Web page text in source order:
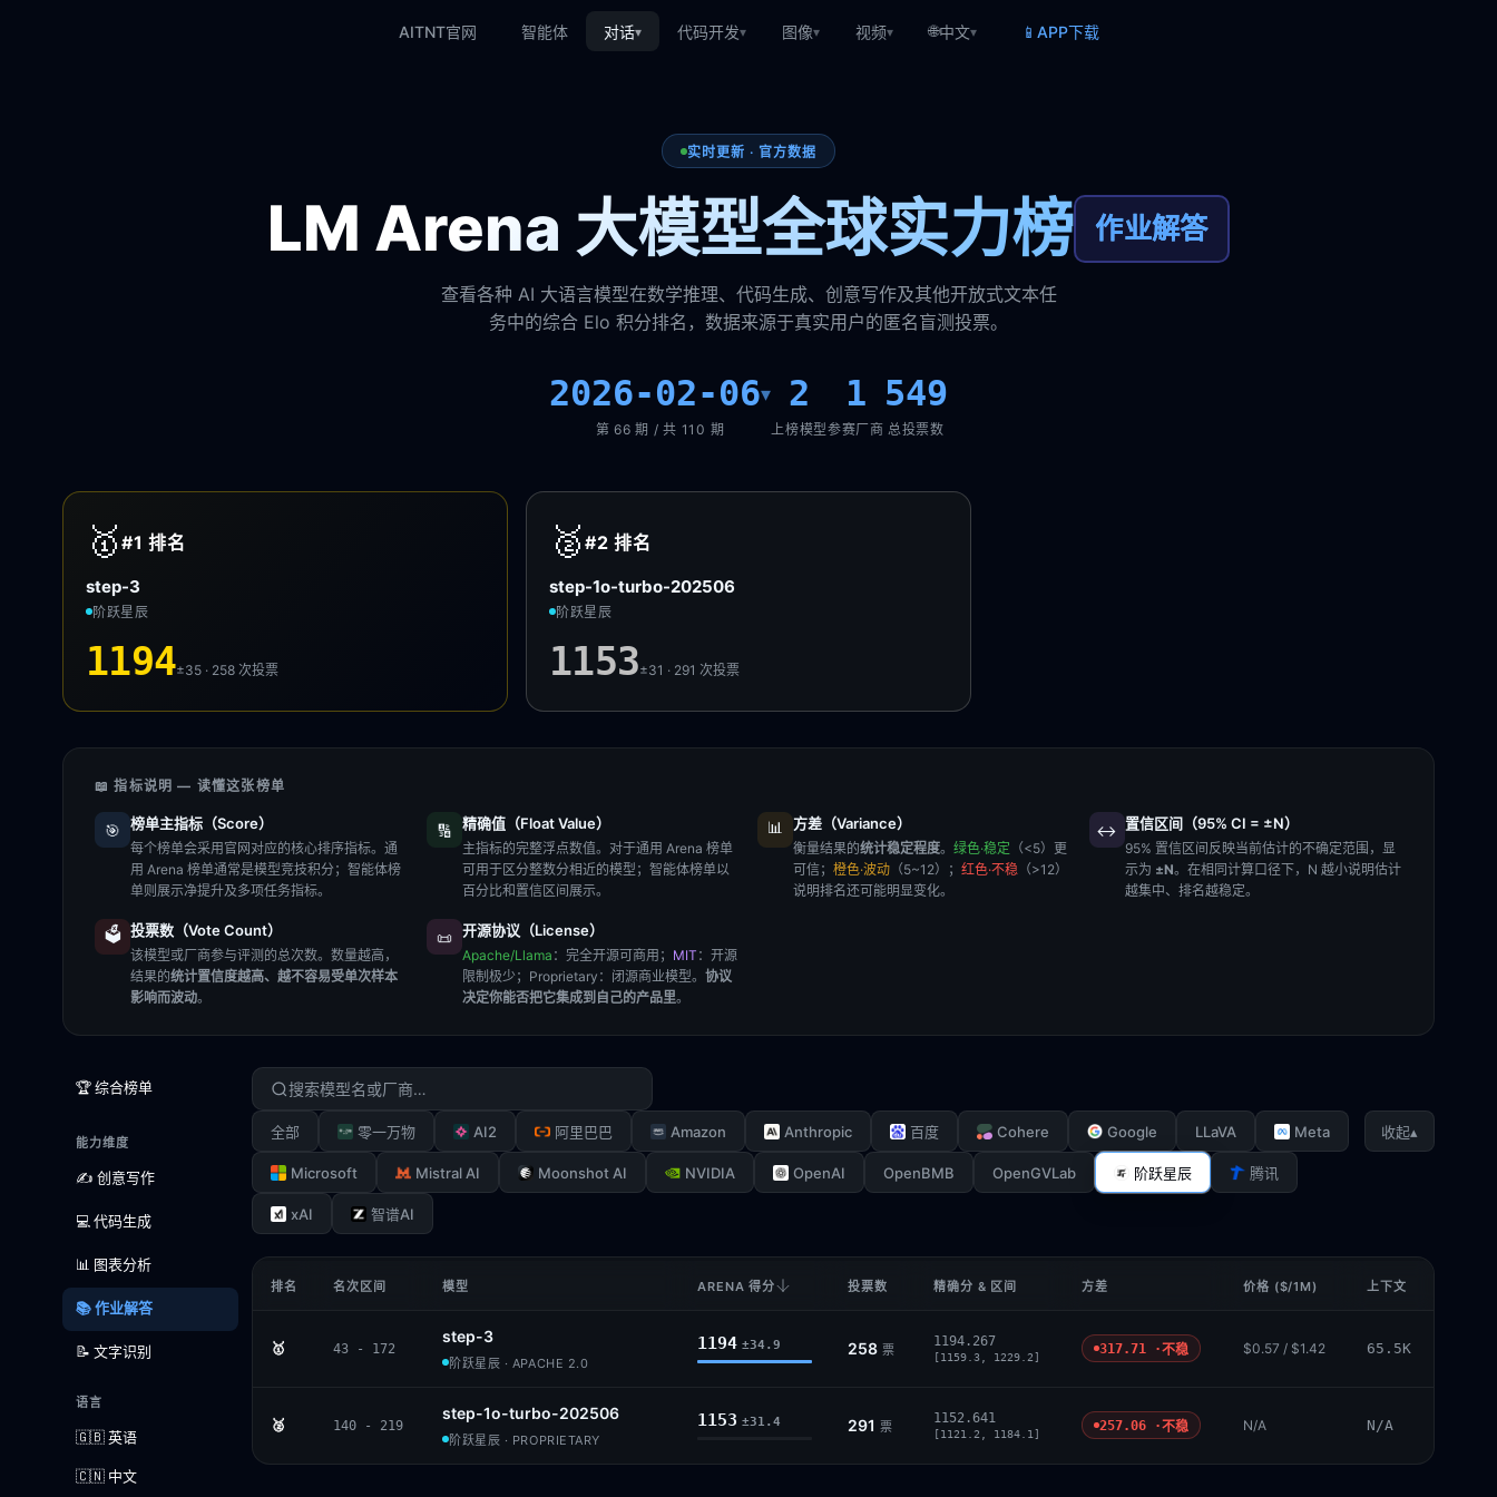
AITNT官网 智能体 对话▾ 代码开发▾ 图像▾ 视频▾ 🌐中文▾ 📱 APP下载
实时更新 · 官方数据
LM Arena 大模型全球实力榜 作业解答
查看各种 AI 大语言模型在数学推理、代码生成、创意写作及其他开放式文本任
务中的综合 Elo 积分排名，数据来源于真实用户的匿名盲测投票。
2026-02-06▾
第 66 期 / 共 110 期
2
上榜模型
1
参赛厂商
549
总投票数
🥇 #1排名
step-3
阶跃星辰
1194±35 · 258次投票
🥈 #2排名
step-1o-turbo-202506
阶跃星辰
1153±31 · 291次投票
📖 指标说明 — 读懂这张榜单
🎯 榜单主指标（Score）
每个榜单会采用官网对应的核心排序指标。通
用 Arena 榜单通常是模型竞技积分；智能体榜
单则展示净提升及多项任务指标。
🔢 精确值（Float Value）
主指标的完整浮点数值。对于通用 Arena 榜单
可用于区分整数分相近的模型；智能体榜单以
百分比和置信区间展示。
📊 方差（Variance）
衡量结果的统计稳定程度。 绿色·稳定 （<5）更
可信； 橙色·波动 （5~12）； 红色·不稳 （>12）
说明排名还可能明显变化。
↔️ 置信区间（95% CI = ±N）
95% 置信区间反映当前估计的不确定范围，显
示为 ±N。在相同计算口径下，N 越小说明估计
越集中、排名越稳定。
🗳️ 投票数（Vote Count）
该模型或厂商参与评测的总次数。数量越高，
结果的统计置信度越高、越不容易受单次样本
影响而波动。
📜 开源协议（License）
Apache/Llama ：完全开源可商用； MIT ：开源
限制极少； Proprietary ：闭源商业模型。 协议
决定你能否把它集成到自己的产品里。
🏆 综合榜单
能力维度
✍️ 创意写作
💻 代码生成
📊 图表分析
📚 作业解答
📝 文字识别
语言
🇬🇧 英语
🇨🇳 中文
全部 零一万物 AI2 阿里巴巴 Amazon Anthropic 百度 Cohere Google LLaVA Meta
Microsoft Mistral AI Moonshot AI NVIDIA OpenAI OpenBMB OpenGVLab 阶跃星辰 腾讯
xAI 智谱AI
收起▴
排名 名次区间 模型 ARENA 得分 投票数 精确分 & 区间 方差 价格 ($/1M) 上下文
🥇 43 - 172
step-3
阶跃星辰 · APACHE 2.0
1194 ±34.9 258 票
1194.267
[1159.3, 1229.2]
317.71 ·不稳 $0.57 / $1.42 65.5K
🥈 140 - 219
step-1o-turbo-202506
阶跃星辰 · PROPRIETARY
1153 ±31.4 291 票
1152.641
[1121.2, 1184.1]
257.06 ·不稳 N/A N/A